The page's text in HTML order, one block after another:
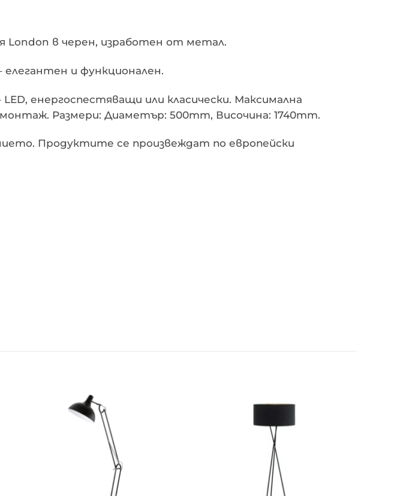
London в черен, изработен от метал.
и функционален.
енергоспестяващи или класически. Максимална
Размери: Диаметър: 500mm, Височина: 1740mm.
Продуктите се произвеждат по европейски